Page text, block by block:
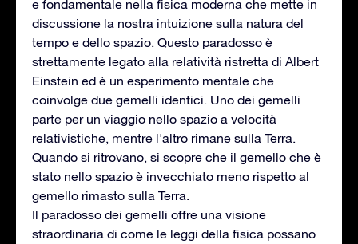
e fondamentale nella fisica moderna che mette in
discussione la nostra intuizione sulla natura del
tempo e dello spazio. Questo paradosso è
strettamente legato alla relatività ristretta di Albert
Einstein ed è un esperimento mentale che
coinvolge due gemelli identici. Uno dei gemelli
parte per un viaggio nello spazio a velocità
relativistiche, mentre l'altro rimane sulla Terra.
Quando si ritrovano, si scopre che il gemello che è
stato nello spazio è invecchiato meno rispetto al
gemello rimasto sulla Terra.
Il paradosso dei gemelli offre una visione
straordinaria di come le leggi della fisica possano